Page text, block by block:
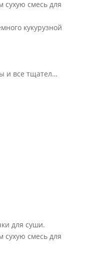
смесь для
кукурузной
и все тщател…
для суши.
смесь для